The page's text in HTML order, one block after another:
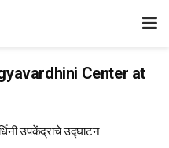
Center at
उपकेंद्राचे उद्घाटन